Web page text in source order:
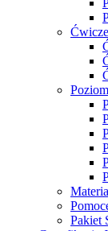
Pakiet